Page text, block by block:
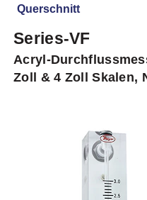
Querschnitt
Series-VF
Acryl-
Zoll & 4 Zoll Skalen,